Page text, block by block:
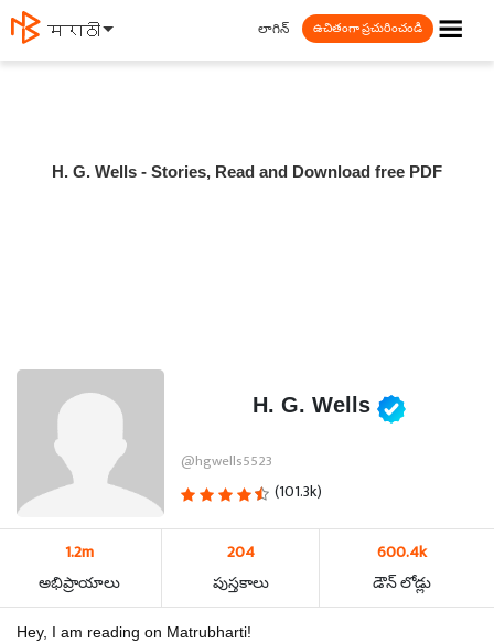
मराठी ☰
లాగిన్ ఉచితంగా ప్రచురించండి
H. G. Wells - Stories, Read and Download free PDF
H. G. Wells
@hgwells5523
(101.3k)
1.2m
అభిప్రాయాలు
204
పుస్తకాలు
600.4k
డౌన్ లోడ్లు
Hey, I am reading on Matrubharti!